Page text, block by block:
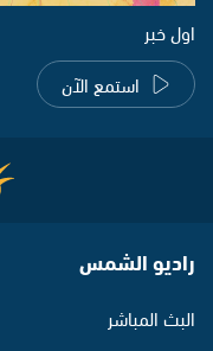
اول خبر
استمع الآن
راديو الشمس
البث المباشر